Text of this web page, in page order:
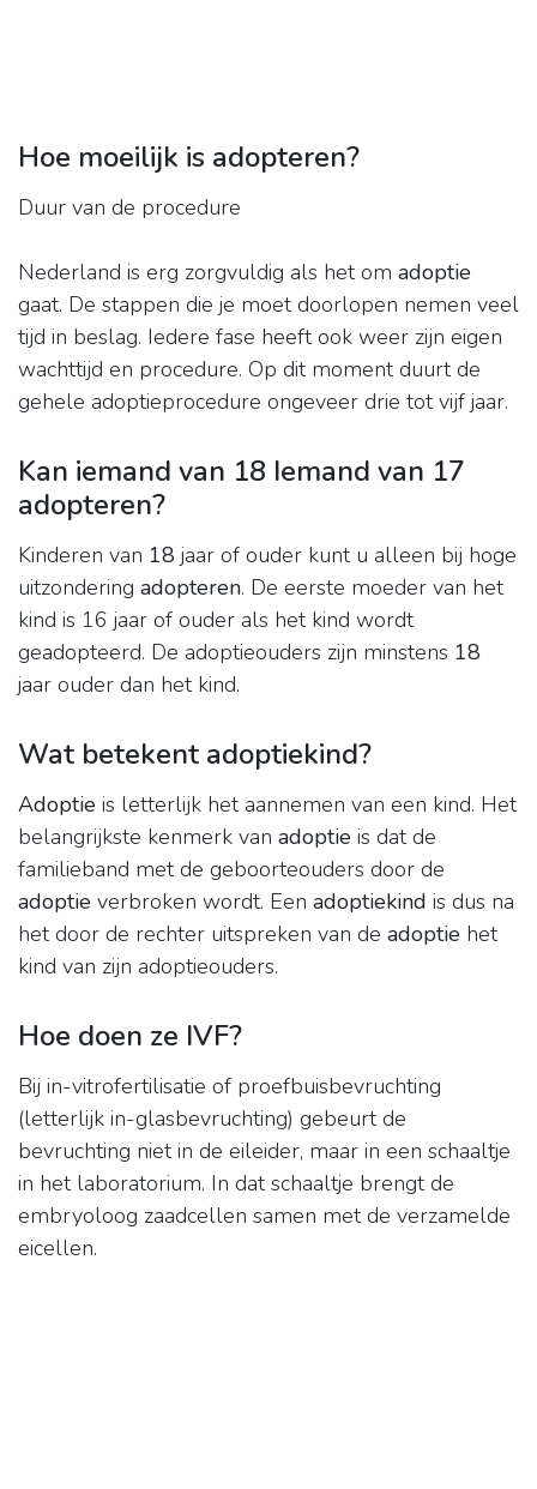
Hoe moeilijk is adopteren?
Duur van de procedure
Nederland is erg zorgvuldig als het om adoptie
gaat. De stappen die je moet doorlopen nemen veel
tijd in beslag. Iedere fase heeft ook weer zijn eigen
wachttijd en procedure. Op dit moment duurt de
gehele adoptieprocedure ongeveer drie tot vijf jaar.
Kan iemand van 18 Iemand van 17
adopteren?
Kinderen van 18 jaar of ouder kunt u alleen bij hoge
uitzondering adopteren. De eerste moeder van het
kind is 16 jaar of ouder als het kind wordt
geadopteerd. De adoptieouders zijn minstens 18
jaar ouder dan het kind.
Wat betekent adoptiekind?
Adoptie is letterlijk het aannemen van een kind. Het
belangrijkste kenmerk van adoptie is dat de
familieband met de geboorteouders door de
adoptie verbroken wordt. Een adoptiekind is dus na
het door de rechter uitspreken van de adoptie het
kind van zijn adoptieouders.
Hoe doen ze IVF?
Bij in-vitrofertilisatie of proefbuisbevruchting
(letterlijk in-glasbevruchting) gebeurt de
bevruchting niet in de eileider, maar in een schaaltje
in het laboratorium. In dat schaaltje brengt de
embryoloog zaadcellen samen met de verzamelde
eicellen.